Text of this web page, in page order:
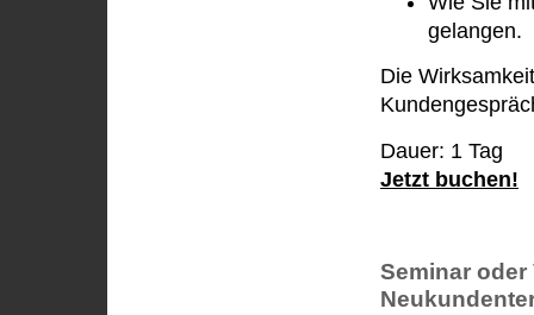
gelangen.
Die
Dauer: 1 Tag
Jetzt buchen!
Seminar oder